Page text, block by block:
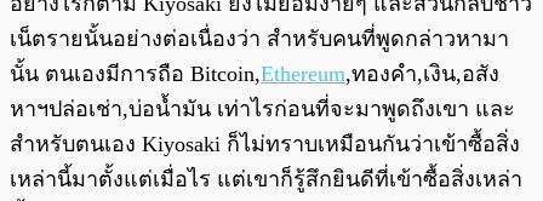
เน็ตรายนั้นอย่างต่อเนื่องว่า สำหรับคนที่พูดกล่าวหามา
นั้น ตนเองมีการถือ Bitcoin,Ethereum,ทองคำ,เงิน,อสัง
หาฯปล่อเช่า,บ่อน้ำมัน เท่าไรก่อนที่จะมาพูดถึงเขา และ
สำหรับตนเอง Kiyosaki ก็ไม่ทราบเหมือนกันว่าเข้าซื้อสิ่ง
เหล่านี้มาตั้งแต่เมื่อไร แต่เขาก็รู้สึกยินดีที่เข้าซื้อสิ่งเหล่า